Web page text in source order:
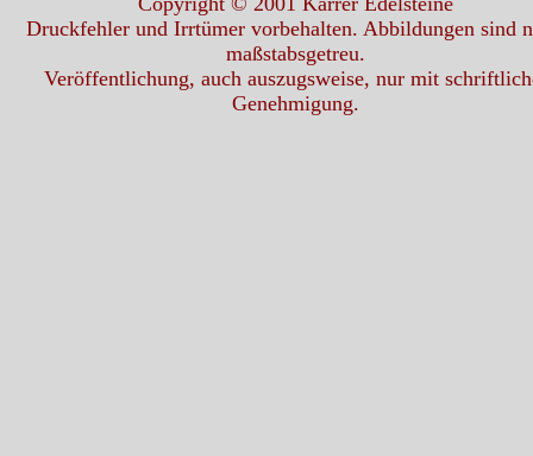
Druckfehler und Irrtümer vorbehalten. Abbildungen sind
maßstabsgetreu.
Veröffentlichung, auch auszugsweise, nur mit
Genehmigung.